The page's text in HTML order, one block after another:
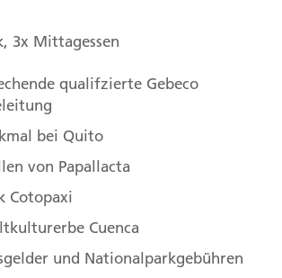
3x Mittagessen
qualifzierte Gebeco
bei Quito
von Papallacta
Cotopaxi
Cuenca
und Nationalparkgebühren